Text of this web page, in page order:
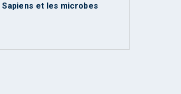
Sapiens et les microbes